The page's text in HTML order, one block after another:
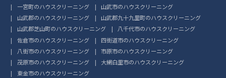
一宮町のハウスクリーニング
山武市のハウスクリーニング
山武郡のハウスクリーニング
山武郡九十九里町のハウスクリーニング
山武郡芝山町のハウスクリーニング
八千代市のハウスクリーニング
佐倉市のハウスクリーニング
四街道市のハウスクリーニング
八街市のハウスクリーニング
市原市のハウスクリーニング
茂原市のハウスクリーニング
大網白里市のハウスクリーニング
東金市のハウスクリーニング